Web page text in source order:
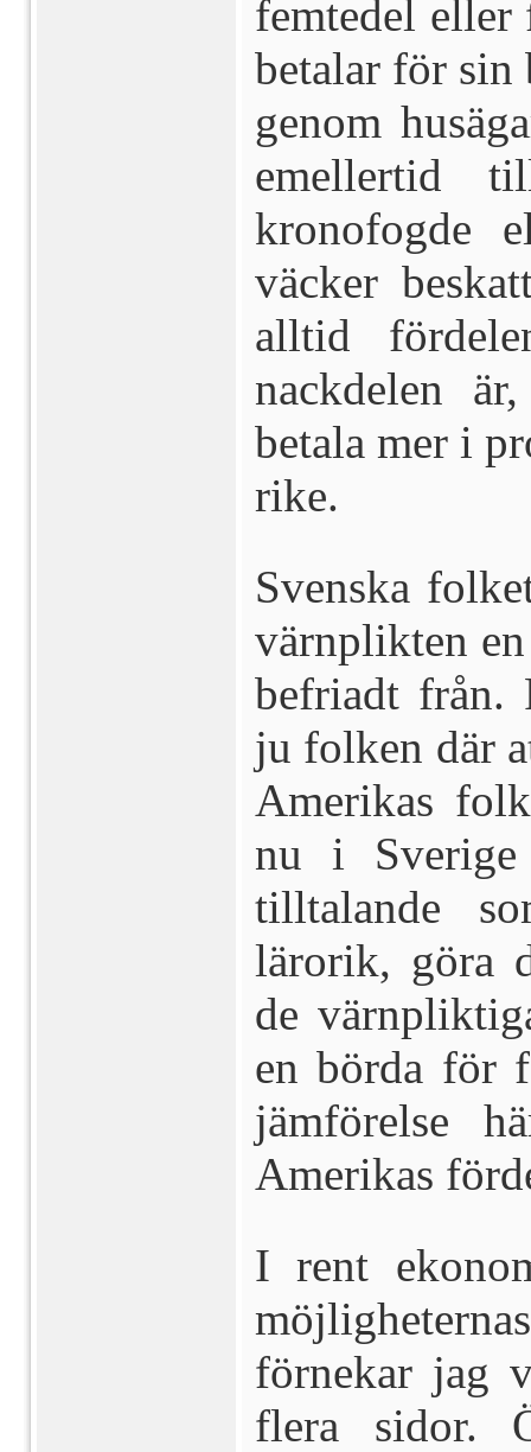
femtedel
betalar för sin
genom
emellertid
kronofogde
väcker
alltid
nackdelen
betala mer i
rike.
Svenska
värnplikten
befriadt från.
ju folken där
Amerikas
nu i
tilltalande
lärorik, göra
de
en börda för
jämförelse
Amerikas
I rent
förnekar jag
flera sidor.